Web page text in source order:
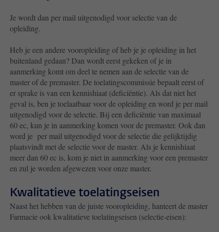
Je wordt dan per mail uitgenodigd voor selectie van de
opleiding.
Heb je een andere vooropleiding of heb je je opleiding in het
buitenland gedaan? Dan wordt eerst gekeken of je in
aanmerking komt om deel te nemen aan de selectie van de
master of de premaster. De toelatingscommissie bepaalt eerst of
er sprake is van een kennishiaat (deficiëntie). Als dat niet het
geval is, ben je toelaatbaar voor de opleiding en word je per mail
uitgenodigd voor de selectie. Bij een deficiëntie van maximaal
60 ec, kun je in aanmerking komen voor de premaster. Ook dan
word je per mail uitgenodigd voor de selectie die gelijktijdig
plaatsvindt met de selectie voor de master. Als je kennishiaat
meer dan 60 ec is, kom je niet in aanmerking voor een premaster
en zul je worden afgewezen voor onze master.
Kwalitatieve toelatingseisen
Naast het hebben van de juiste vooropleiding, hanteert de master
Farmacie ook kwalitatieve toelatingseisen (selectie-eisen):